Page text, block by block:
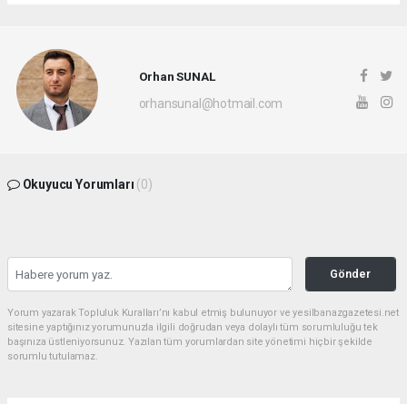
Orhan SUNAL
orhansunal@hotmail.com
Okuyucu Yorumları (0)
Gönder
Yorum yazarak Topluluk Kuralları’nı kabul etmiş bulunuyor ve yesilbanazgazetesi.net
sitesine yaptığınız yorumunuzla ilgili doğrudan veya dolaylı tüm sorumluluğu tek
başınıza üstleniyorsunuz. Yazılan tüm yorumlardan site yönetimi hiçbir şekilde
sorumlu tutulamaz.